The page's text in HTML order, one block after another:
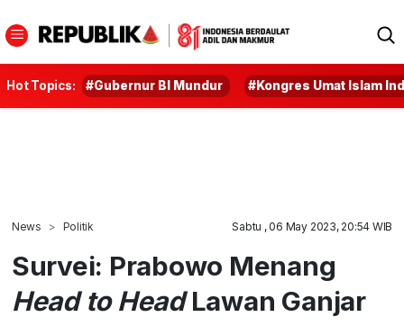
Hot Topics: #Gubernur BI Mundur #Kongres Umat Islam
News Politik Sabtu , 06 May 2023, 20:54 WIB
Survei: Prabowo Menang
Head to HeadLawan Ganjar